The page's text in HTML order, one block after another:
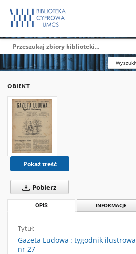
OBIEKT
Pokaż treść
Pobierz
OPIS INFORMACJE
Tytuł:
Gazeta Ludowa : tygodnik
nr 27